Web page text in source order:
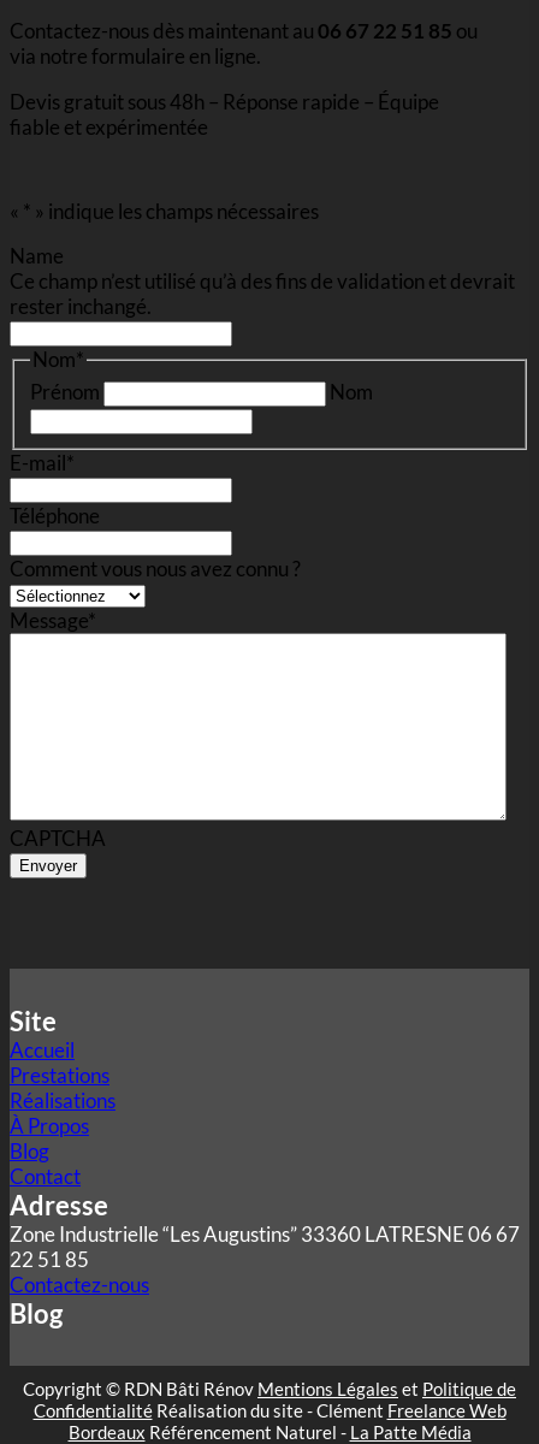
Contactez-nous dès maintenant au 06 67 22 51 85 ou
via notre formulaire en ligne.
Devis gratuit sous 48h – Réponse rapide – Équipe
fiable et expérimentée
« * » indique les champs nécessaires
Name
Ce champ n’est utilisé qu’à des fins de validation et devrait
rester inchangé.
Nom*
Prénom
Nom
E-mail*
Téléphone
Comment vous nous avez connu ?
Message*
CAPTCHA
Site
Accueil
Prestations
Réalisations
À Propos
Blog
Contact
Adresse
Zone Industrielle “Les Augustins” 33360 LATRESNE 06 67
22 51 85
Contactez-nous
Blog
Copyright © RDN Bâti Rénov Mentions Légales et Politique de
ConfidentialitéRéalisation du site - Clément Freelance Web
Bordeaux Référencement Naturel - La Patte Média